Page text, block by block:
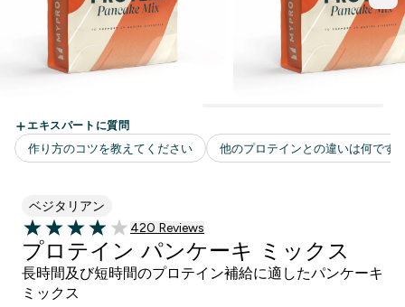
ベジタリアン
3.95 out of 5 stars
420 ＋件の口コミ
420 Reviews
プロテイン パンケーキ ミックス
長時間及び短時間のプロテイン補給に適したパンケーキ
ミックス